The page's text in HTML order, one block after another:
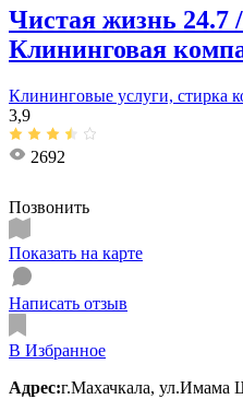
Чистая жизнь 24.7
Клининговая
Клининговые услуги, стирка
3,9
2692
Позвонить
Показать на карте
Написать отзыв
В Избранное
Адрес:г.Махачкала, ул.Имама